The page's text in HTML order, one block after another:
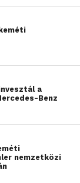
a
Benz
nemzetközi